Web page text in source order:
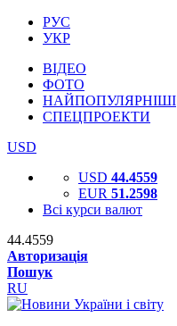
РУС
УКР
ВІДЕО
ФОТО
НАЙПОПУЛЯРНІШІ
СПЕЦПРОЕКТИ
USD
USD 44.4559
EUR 51.2598
Всі курси валют
44.4559
Авторизація
Пошук
RU